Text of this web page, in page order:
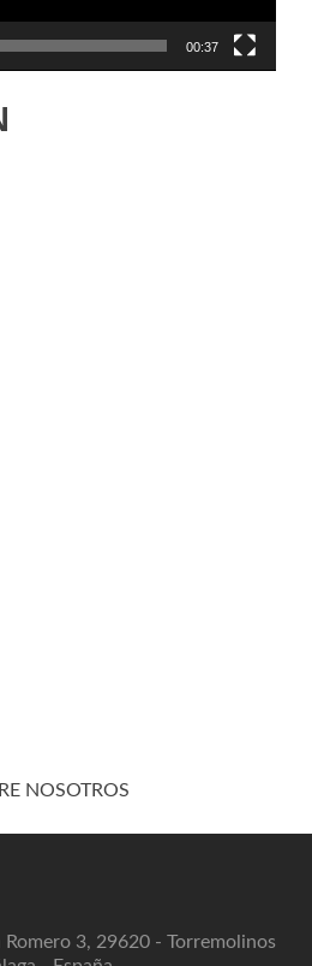
00:37
NOSOTROS
Romero 3, 29620 - Torremolinos